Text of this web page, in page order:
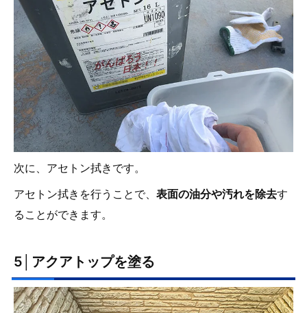
次に、アセトン拭きです。
アセトン拭きを行うことで、表面の油分や汚れを除去す
ることができます。
5│アクアトップを塗る